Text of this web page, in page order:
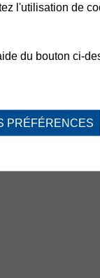
l'utilisation de
du bouton ci-
PRÉFÉRENCES